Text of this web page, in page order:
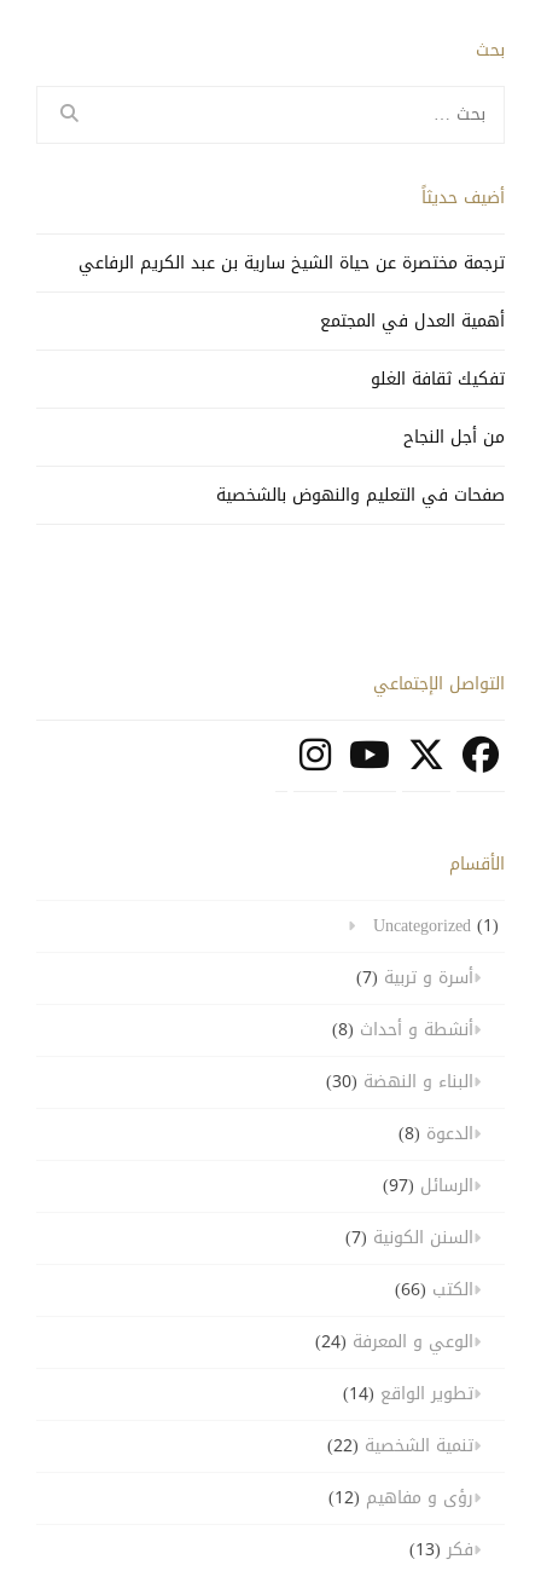
بحث
عن:
أضيف حديثاً
ترجمة مختصرة عن حياة الشيخ سارية بن عبد الكريم الرفاعي
أهمية العدل في المجتمع
تفكيك ثقافة الغلو
من أجل النجاح
صفحات في التعليم والنهوض بالشخصية
التواصل الإجتماعي
الأقسام
Uncategorized(1)
أسرة و تربية (7)
أنشطة و أحداث (8)
البناء و النهضة (30)
الدعوة (8)
الرسائل (97)
السنن الكونية (7)
الكتب (66)
الوعي و المعرفة (24)
تطوير الواقع (14)
تنمية الشخصية (22)
رؤى و مفاهيم (12)
فكر(13)